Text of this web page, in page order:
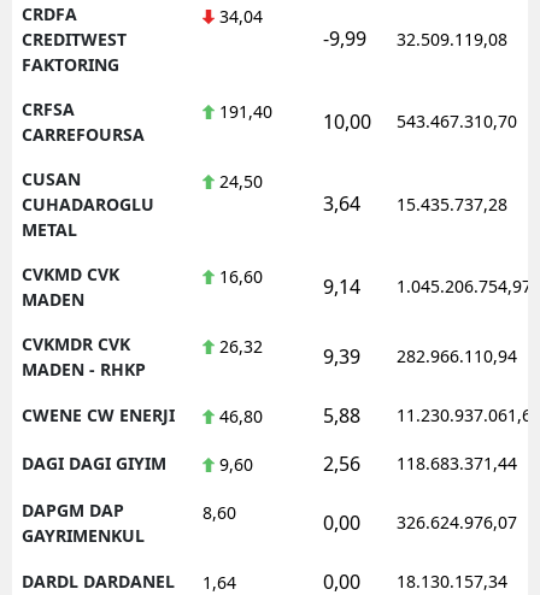
CRDFA
CREDITWEST
FAKTORING
34,04
-9,99 32.509.119,08
CRFSA
CARREFOURSA
191,40 10,00 543.467.310,70
CUSAN
CUHADAROGLU
METAL
24,50
3,64 15.435.737,28
CVKMD CVK
MADEN
16,60 9,14 1.045.206.754,97
CVKMDR CVK
MADEN - RHKP
26,32 9,39 282.966.110,94
CWENE CW ENERJI 46,80 5,88 11.230.937.061,62
DAGI DAGI GIYIM 9,60 2,56 118.683.371,44
DAPGM DAP
GAYRIMENKUL
8,60 0,00 326.624.976,07
DARDL DARDANEL 1,64 0,00 18.130.157,34